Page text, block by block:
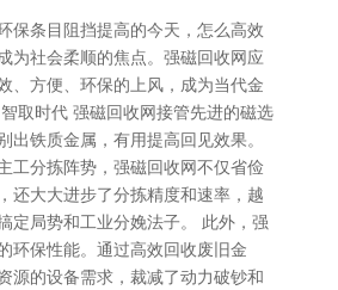
保条目阻挡提高的今天，怎么高效
为社会柔顺的焦点。强磁回收网应
、方便、环保的上风，成为当代金
取时代 强磁回收网接管先进的磁选
出铁质金属，有用提高回见效果。
工分拣阵势，强磁回收网不仅省俭
还大大进步了分拣精度和速率，越
定局势和工业分娩法子。 此外，强
环保性能。通过高效回收废旧金
源的设备需求，裁减了动力破钞和